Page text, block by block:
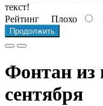
текст!
Рейтинг Плохо
Продолжить
Фонтан из
сентября